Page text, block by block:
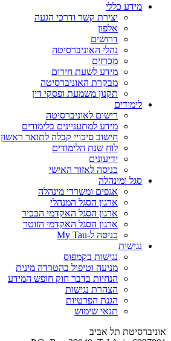
מידע כללי
יצירת קשר ודרכי הגעה
אלפון
דרושים
נהלי האוניברסיטה
מכרזים
מידע לשעת חירום
מבקרת האוניברסיטה
תקנון משמעת ופסקי דין
לימודים
רישום לאוניברסיטה
מידע למתעניינים בלימודים
חישוב סיכויי קבלה לתואר ראשון
לוח שנת הלימודים
ידיעונים
כניסה לאזור האישי
סגל ומינהלה
אגפים ומשרדי מינהלה
ארגון הסגל המנהלי
ארגון הסגל האקדמי הבכיר
ארגון הסגל האקדמי הזוטר
כניסה ל-My Tau
נגישות
נגישות בקמפוס
מניעה וטיפול בהטרדה מינית
הנחיות בדבר חוק חופש המידע
הצהרת נגישות
הגנת הפרטיות
תנאי שימוש
אוניברסיטת תל אביב